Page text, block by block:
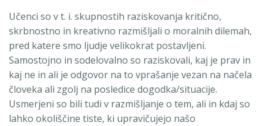
Učenci so v t. i. skupnostih raziskovanja kritično,
skrbnostno in kreativno razmišljali o moralnih dilemah,
pred katere smo ljudje velikokrat postavljeni.
Samostojno in sodelovalno so raziskovali, kaj je prav in
kaj ne in ali je odgovor na to vprašanje vezan na načela
človeka ali zgolj na posledice dogodka/situacije.
Usmerjeni so bili tudi v razmišljanje o tem, ali in kdaj so
lahko okoliščine tiste, ki upravičujejo našo